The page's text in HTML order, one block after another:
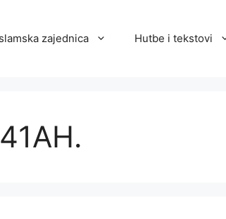
zajednica Hutbe i tekstovi